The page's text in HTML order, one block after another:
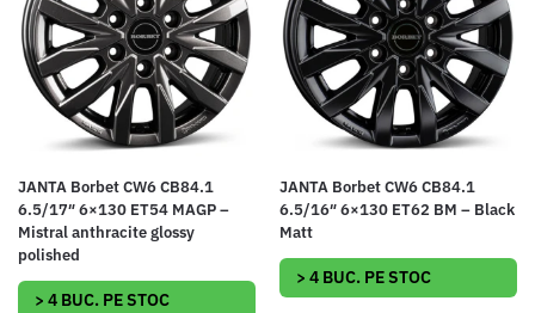
JANTA Borbet CW6 CB84.1
6.5/17″ 6×130 ET54 MAGP –
Mistral anthracite glossy
polished
> 4 BUC. PE STOC
JANTA Borbet CW6 CB84.1
6.5/16″ 6×130 ET62 BM – Black
Matt
> 4 BUC. PE STOC